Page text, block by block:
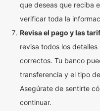
que deseas que reciba
verificar toda la
Revisa el pago y las
revisa todos los
correctos. Tu banco
transferencia y el tipo
Asegúrate de sentirte
continuar.